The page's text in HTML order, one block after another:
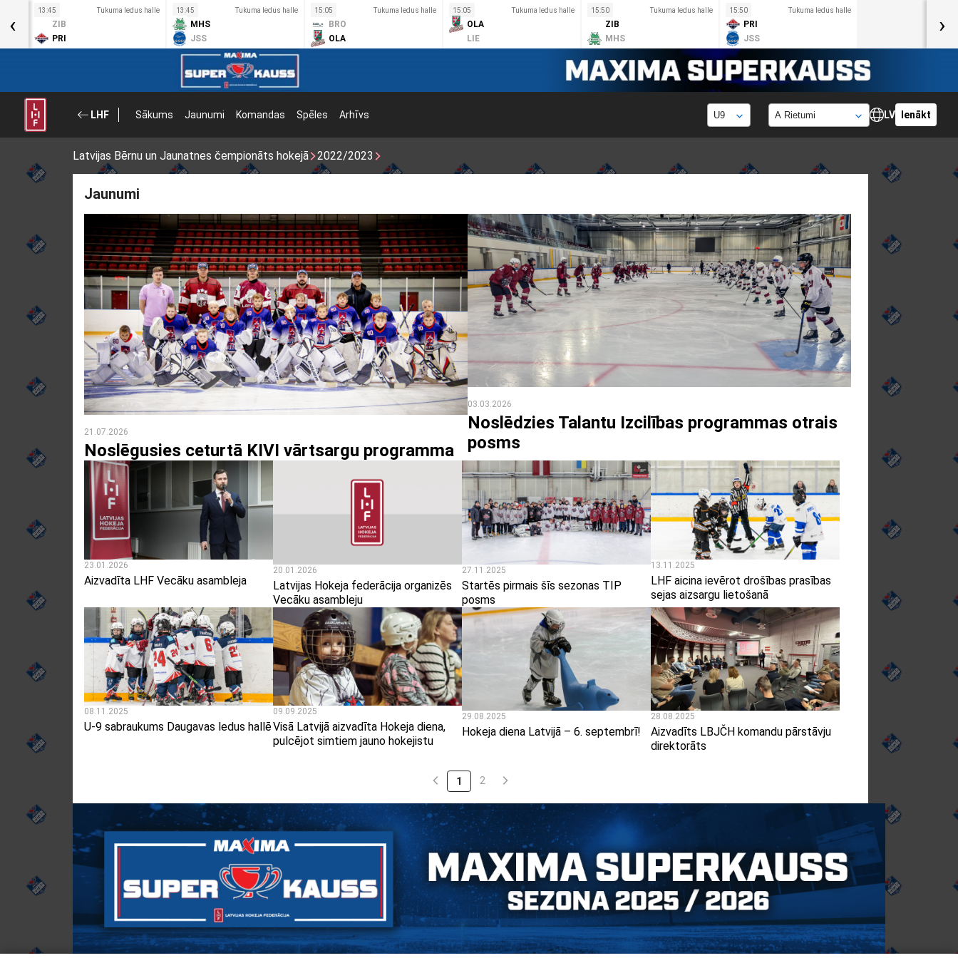
13:45 Tukuma ledus halle
ZIB
PRI
13:45 Tukuma ledus halle
MHS
JSS
15:05 Tukuma ledus halle
BRO
OLA
15:05 Tukuma ledus halle
OLA
LIE
15:50 Tukuma ledus halle
ZIB
MHS
15:50 Tukuma ledus halle
PRI
JSS
‹ ›
LHF Sākums Jaunumi Komandas Spēles Arhīvs LV Ienākt
Latvijas Bērnu un Jaunatnes čempionāts hokejā 2022/2023
Jaunumi
21.07.2026
Noslēgusies ceturtā KIVI vārtsargu programma
03.03.2026
Noslēdzies Talantu Izcilības programmas otrais
posms
23.01.2026
Aizvadīta LHF Vecāku asambleja
20.01.2026
Latvijas Hokeja federācija organizēs
Vecāku asambleju
27.11.2025
Startēs pirmais šīs sezonas TIP
posms
13.11.2025
LHF aicina ievērot drošības prasības
sejas aizsargu lietošanā
08.11.2025
U-9 sabraukums Daugavas ledus hallē
09.09.2025
Visā Latvijā aizvadīta Hokeja diena,
pulcējot simtiem jauno hokejistu
29.08.2025
Hokeja diena Latvijā – 6. septembrī!
28.08.2025
Aizvadīts LBJČH komandu pārstāvju
direktorāts
1 2